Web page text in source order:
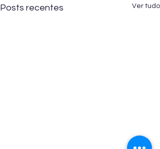
Posts recentes Ver tudo